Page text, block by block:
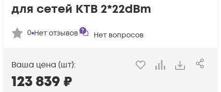
для сетей КТВ 2*22dBm
0 Нет отзывов Нет вопросов
Ваша цена (шт):
123 839 ₽